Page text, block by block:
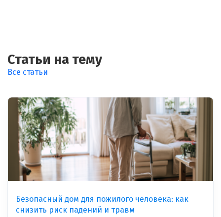
Статьи на тему
Все статьи
Безопасный дом для пожилого человека: как
снизить риск падений и травм